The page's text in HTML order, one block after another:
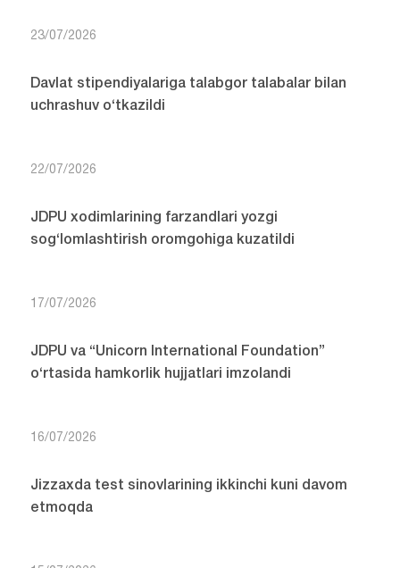
23/07/2026
Davlat stipendiyalariga talabgor talabalar bilan
uchrashuv o‘tkazildi
22/07/2026
JDPU xodimlarining farzandlari yozgi
sog‘lomlashtirish oromgohiga kuzatildi
17/07/2026
JDPU va “Unicorn International Foundation”
o‘rtasida hamkorlik hujjatlari imzolandi
16/07/2026
Jizzaxda test sinovlarining ikkinchi kuni davom
etmoqda